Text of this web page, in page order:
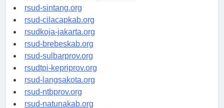
rsudrtnotopuro-sidoarjokab.org
rsud-sintang.org
rsud-cilacapkab.org
rsudkoja-jakarta.org
rsud-brebeskab.org
rsud-sulbarprov.org
rsudtpi-kepriprov.org
rsud-langsakota.org
rsud-ntbprov.org